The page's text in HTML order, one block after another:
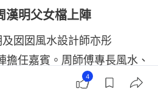
漢明父女檔上陣
囡囡風水設計師亦彤
擔任嘉賓。周師傅專長風水、
國修讀藝術，結合傳承自父親
4